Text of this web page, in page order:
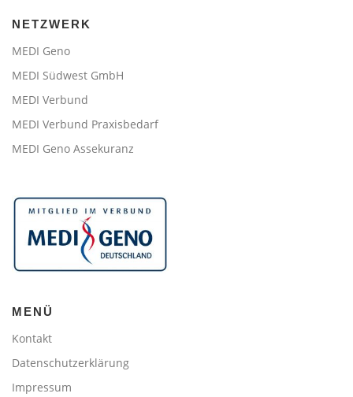
NETZWERK
MEDI Geno
MEDI Südwest GmbH
MEDI Verbund
MEDI Verbund Praxisbedarf
MEDI Geno Assekuranz
MENÜ
Kontakt
Datenschutzerklärung
Impressum